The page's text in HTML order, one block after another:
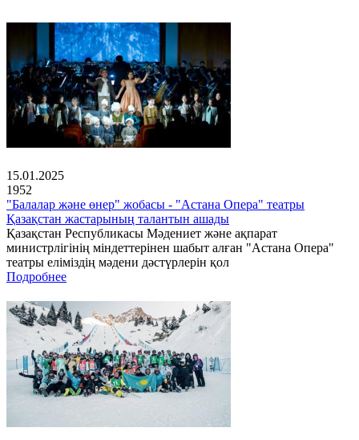
15.01.2025
1952
"Балалар және өнер" жобасы - "Астана Опера" театры
Қазақстан жастарының талантын ашады
Қазақстан Республикасы Мәдениет және ақпарат
министрлігінің міндеттерінен шабыт алған "Астана Опера"
театры еліміздің мәдени дәстүрлерін қол
Подробнее